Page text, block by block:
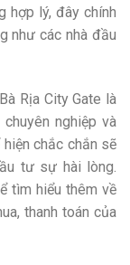
hợp lý, đây chính
như các nhà đầu
Rịa City Gate là
nghiệp và
chắc chắn sẽ
tư sự hài lòng.
tìm hiểu thêm về
thanh toán của